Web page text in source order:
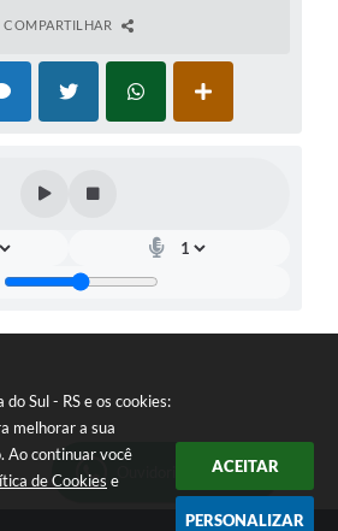
Sul - RS e os cookies:
melhorar a sua
Ao continuar você
de Cookies e
ACEITAR
PERSONALIZAR
COMPARTILHAR
Ouvidoria Municipal